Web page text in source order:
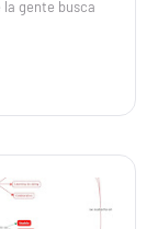
la gente busca